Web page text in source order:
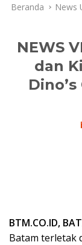
Beranda News
NEWS
dan
BTM.CO.ID,
Batam terletak